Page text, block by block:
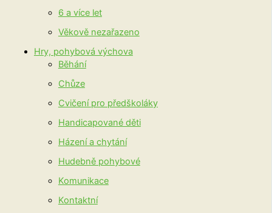
6 a více let
Věkově nezařazeno
Hry, pohybová výchova
Běhání
Chůze
Cvičení pro předškoláky
Handicapované děti
Házení a chytání
Hudebně pohybové
Komunikace
Kontaktní